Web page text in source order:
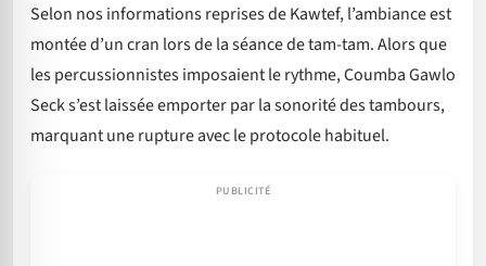
Selon nos informations reprises de Kawtef, l’ambiance est
montée d’un cran lors de la séance de tam-tam. Alors que
les percussionnistes imposaient le rythme, Coumba Gawlo
Seck s’est laissée emporter par la sonorité des tambours,
marquant une rupture avec le protocole habituel.